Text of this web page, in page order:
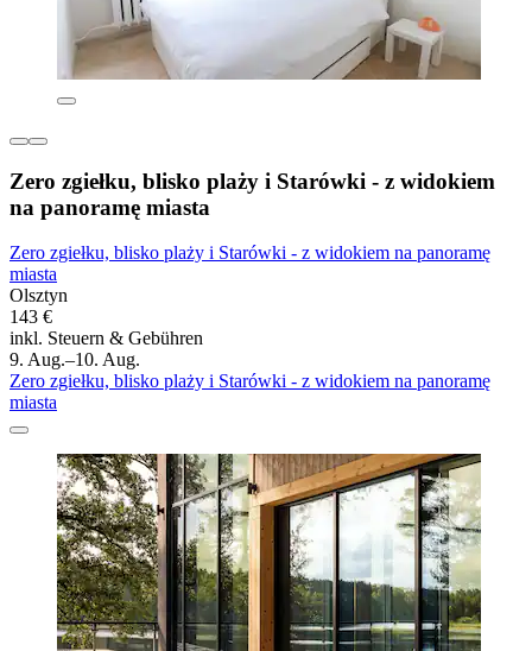
Zero zgiełku, blisko plaży i Starówki - z widokiem
na panoramę miasta
Zero zgiełku, blisko plaży i Starówki - z widokiem na panoramę
miasta
Olsztyn
143 €
inkl. Steuern & Gebühren
9. Aug.–10. Aug.
Zero zgiełku, blisko plaży i Starówki - z widokiem na panoramę
miasta